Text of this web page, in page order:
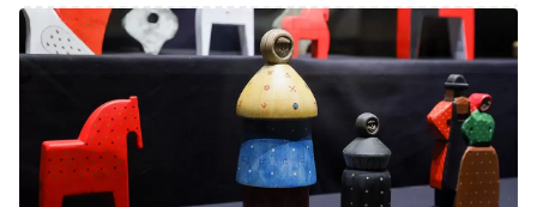
Гелия Коржева, Константина Коровина и других. «Сноб»
представляет подборку работ в разных медиа и
направлениях искусства, позволяющих познакомиться с
многогранным наследием университета